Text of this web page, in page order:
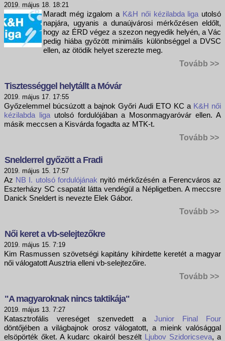
2019. május 18. 18:21
Maradt még izgalom a K&H női kézilabda liga utolsó
napjára, ugyanis a dunaújvárosi mérkőzésen eldőlt,
hogy az ÉRD végez a szezon negyedik helyén, a Vác
pedig hiába győzött minimális különbséggel a DVSC
ellen, az ötödik helyet szerezte meg.
Tovább >>
Tisztességgel helytállt a Móvár
2019. május 17. 17:55
Győzelemmel búcsúzott a bajnok Győri Audi ETO KC a K&H női
kézilabda ligautolsó fordulójában a Mosonmagyaróvár ellen. A
másik meccsen a Kisvárda fogadta az MTK-t.
Tovább >>
Snelderrel győzött a Fradi
2019. május 15. 17:57
Az NB I. utolsó fordulójának nyitó mérkőzésén a Ferencváros az
Eszterházy SC csapatát látta vendégül a Népligetben. A meccsre
Danick Sneldert is nevezte Elek Gábor.
Tovább >>
Női keret a vb-selejtezőkre
2019. május 15. 7:19
Kim Rasmussen szövetségi kapitány kihirdette keretét a magyar
női válogatott Ausztria elleni vb-selejtezőire.
Tovább >>
"A magyaroknak nincs taktikája"
2019. május 13. 7:27
Katasztrofális vereséget szenvedett a Junior Final Four
döntőjében a világbajnok orosz válogatott, a mieink valósággal
elsöpörték őket. A kudarc okairól beszélt Ljubov Szidoricseva, a